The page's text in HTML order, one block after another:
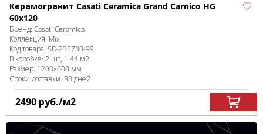
Керамогранит Casati Ceramica Grand Carnico HG
60x120
Бренд: Casati Ceramica
Коллекция: Mix
Код товара: SD-235730-99
В коробке: 2 шт, 1.44 м2
Размер: 1200x600 мм
Сроки доставки: 30 дней
2490 руб./м2